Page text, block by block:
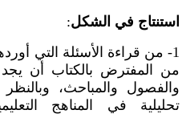
استنتاج في الشكل:
1- من قراءة الأسئلة التي
من المفترض بالكتاب أن يجد
والفصول والمباحث،
تحليلية في المناهج